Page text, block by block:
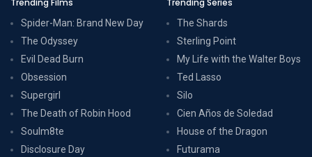
Spider-Man: Brand New Day
The Odyssey
Evil Dead Burn
Obsession
Supergirl
The Death of Robin Hood
Soulm8te
Disclosure Day
The Shards
Sterling Point
My Life with the Walter Boys
Ted Lasso
Silo
Cien Años de Soledad
House of the Dragon
Futurama